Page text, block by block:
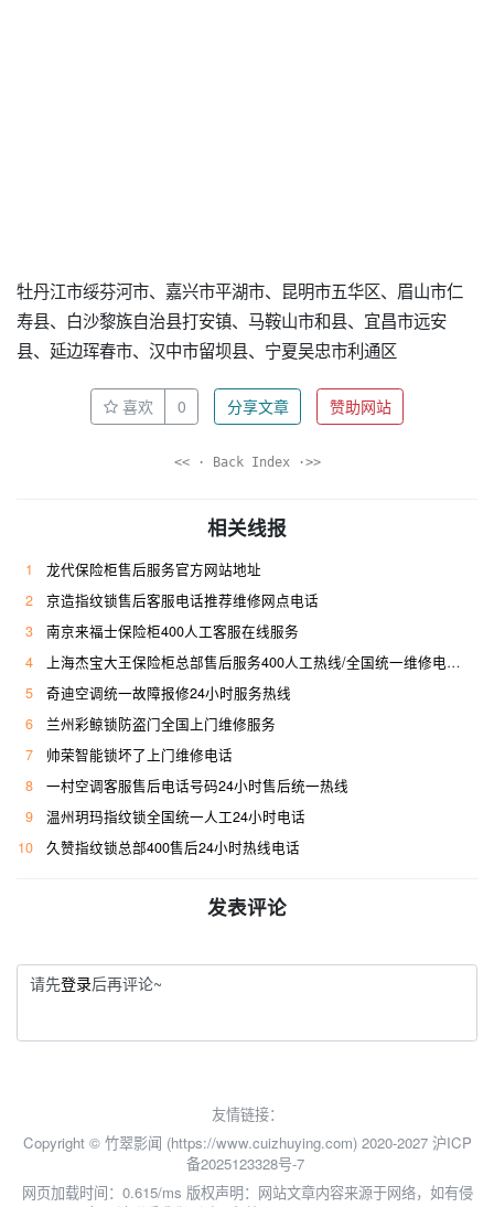
牡丹江市绥芬河市、嘉兴市平湖市、昆明市五华区、眉山市仁
寿县、白沙黎族自治县打安镇、马鞍山市和县、宜昌市远安
县、延边珲春市、汉中市留坝县、宁夏吴忠市利通区
喜欢 0 分享文章 赞助网站
<< · Back Index ·>>
相关线报
1
龙代保险柜售后服务官方网站地址
2
京造指纹锁售后客服电话推荐维修网点电话
3
南京来福士保险柜400人工客服在线服务
4
上海杰宝大王保险柜总部售后服务400人工热线/全国统一维修电话是多少
5
奇迪空调统一故障报修24小时服务热线
6
兰州彩鲸锁防盗门全国上门维修服务
7
帅荣智能锁坏了上门维修电话
8
一村空调客服售后电话号码24小时售后统一热线
9
温州玥玛指纹锁全国统一人工24小时电话
10
久赞指纹锁总部400售后24小时热线电话
发表评论
请先登录后再评论~
友情链接：
Copyright © 竹翠影闻 (https://www.cuizhuying.com) 2020-2027 沪ICP
备2025123328号-7
网页加载时间：0.615/ms 版权声明：网站文章内容来源于网络，如有侵